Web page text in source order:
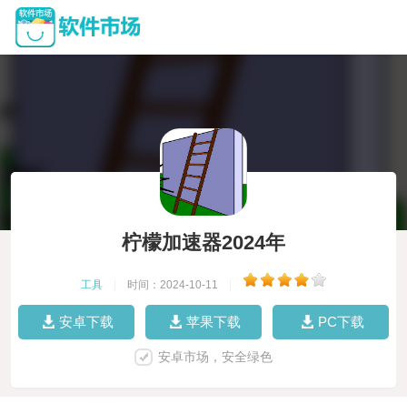
柠檬加速器2024年
工具 时间：2024-10-11
安卓下载 苹果下载 PC下载
安卓市场，安全绿色